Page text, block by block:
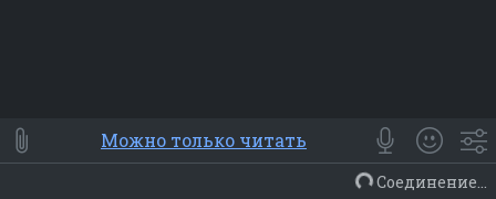
⭐ Мои Smile
😀 Emoji
Смайлики
Люди Животные Еда Объекты
Можно только читать
Соединение...